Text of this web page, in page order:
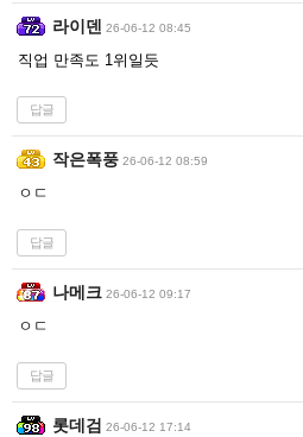
라이덴 26-06-12 08:45
직업 만족도 1위일듯
답글
작은폭풍 26-06-12 08:59
ㅇㄷ
답글
나메크 26-06-12 09:17
ㅇㄷ
답글
롯데검 26-06-12 17:14